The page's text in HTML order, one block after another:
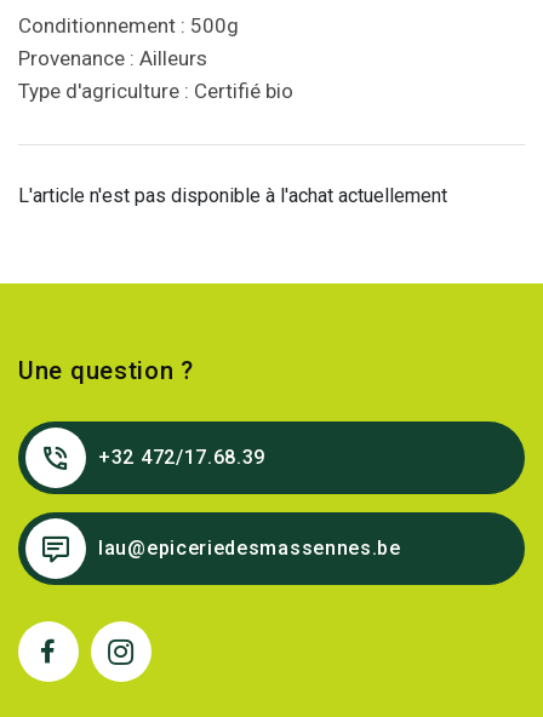
Conditionnement : 500g
Provenance : Ailleurs
Type d'agriculture : Certifié bio
L'article n'est pas disponible à l'achat actuellement
Une question ?
+32 472/17.68.39
lau@epiceriedesmassennes.be